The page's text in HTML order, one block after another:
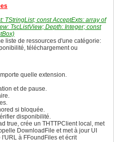
TStringList; const AcceptExts: array of
TscListView; Depth: Integer; const
liste de ressources d'une catégorie:
téléchargement ou
quelle extension.
et de pause.
si bloquée.
disponibilité.
true, crée un THTTPClient local, met
DownloadFile et met à jour UI
à FFoundFiles et écrit